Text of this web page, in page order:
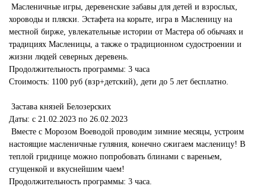
Масленичные игры, деревенские забавы для детей и взрослых,
хороводы и пляски. Эстафета на корыте, игра в Масленицу на
местной бирже, увлекательные истории от Мастера об обычаях и
традициях Масленицы, а также о традиционном судостроении и
жизни людей северных деревень.
Продолжительность программы: 3 часа
Стоимость: 1100 руб (взр+детский), дети до 5 лет бесплатно.
Застава князей Белозерских
Даты: с 21.02.2023 по 26.02.2023
Вместе с Морозом Воеводой проводим зимние месяцы, устроим
настоящие масленичные гуляния, конечно сжигаем масленицу! В
теплой гриднице можно попробовать блинами с вареньем,
сгущенкой и вкуснейшим чаем!
Продолжительность программы: 3 часа.